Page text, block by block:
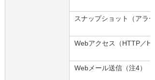
スナップショット（アラー
Webアクセス（HTTP／
Webメール送信（注4）